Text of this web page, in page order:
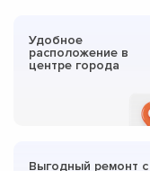
Удобное
расположение в
центре города
Выгодный ремонт с